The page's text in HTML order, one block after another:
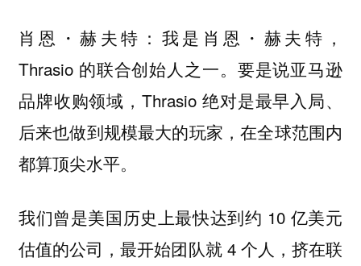
肖恩・赫夫特： 我是肖恩・赫夫特，
Thrasio 的联合创始人之一。要是说亚马逊
品牌收购领域，Thrasio 绝对是最早入局、
后来也做到规模最大的玩家，在全球范围内
都算顶尖水平。
我们曾是美国历史上最快达到约 10 亿美元
估值的公司，最开始团队就 4 个人，挤在联